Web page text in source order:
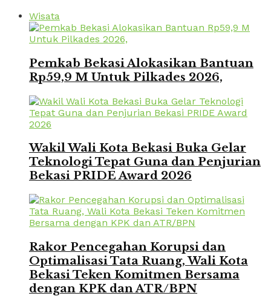
Wisata
Pemkab Bekasi Alokasikan Bantuan
Rp59,9 M Untuk Pilkades 2026,
Wakil Wali Kota Bekasi Buka Gelar
Teknologi Tepat Guna dan Penjurian
Bekasi PRIDE Award 2026
Rakor Pencegahan Korupsi dan
Optimalisasi Tata Ruang, Wali Kota
Bekasi Teken Komitmen Bersama
dengan KPK dan ATR/BPN